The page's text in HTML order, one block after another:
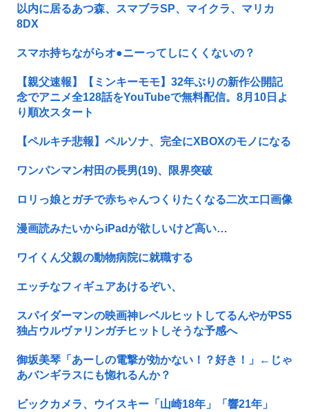
以内に居るあつ森、スマブラSP、マイクラ、マリカ
8DX
スマホ持ちながらオ●ニーってしにくくないの？
【親父速報】【ミンキーモモ】32年ぶりの新作公開記
念でアニメ全128話をYouTubeで無料配信。8月10日よ
り順次スタート
【ペルキチ悲報】ペルソナ、完全にXBOXのモノになる
ワンパンマン村田の長男(19)、限界突破
ロリっ娘とガチで赤ちゃんつくりたくなる二次エ口画像
漫画読みたいからiPadが欲しいけど高い…
ワイくん父親の動物病院に就職する
エッチなフィギュアあけるぞい、
スパイダーマンの映画神レベルヒットしてるんやがPS5
独占ウルヴァリンガチヒットしそうな予感へ
御坂美琴「あーしの電撃が効かない！？好き！」←じゃ
あバンギラスにも惚れるんか？
ビックカメラ、ウイスキー「山崎18年」「響21年」